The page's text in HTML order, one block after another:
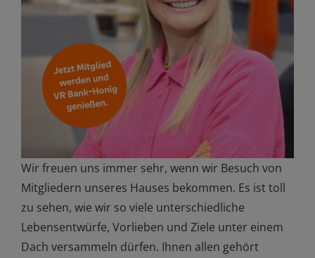
Wir freuen uns immer sehr, wenn wir Besuch von
Mitgliedern unseres Hauses bekommen. Es ist toll
zu sehen, wie wir so viele unterschiedliche
Lebensentwürfe, Vorlieben und Ziele unter einem
Dach versammeln dürfen. Ihnen allen gehört